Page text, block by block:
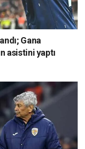
Gana
asistini yaptı